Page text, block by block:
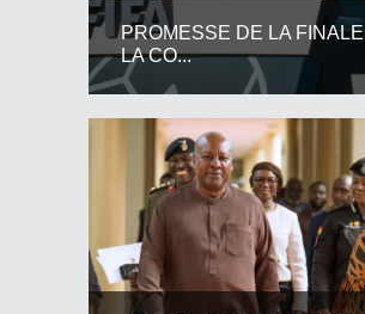
PROMESSE DE LA
LA CO...